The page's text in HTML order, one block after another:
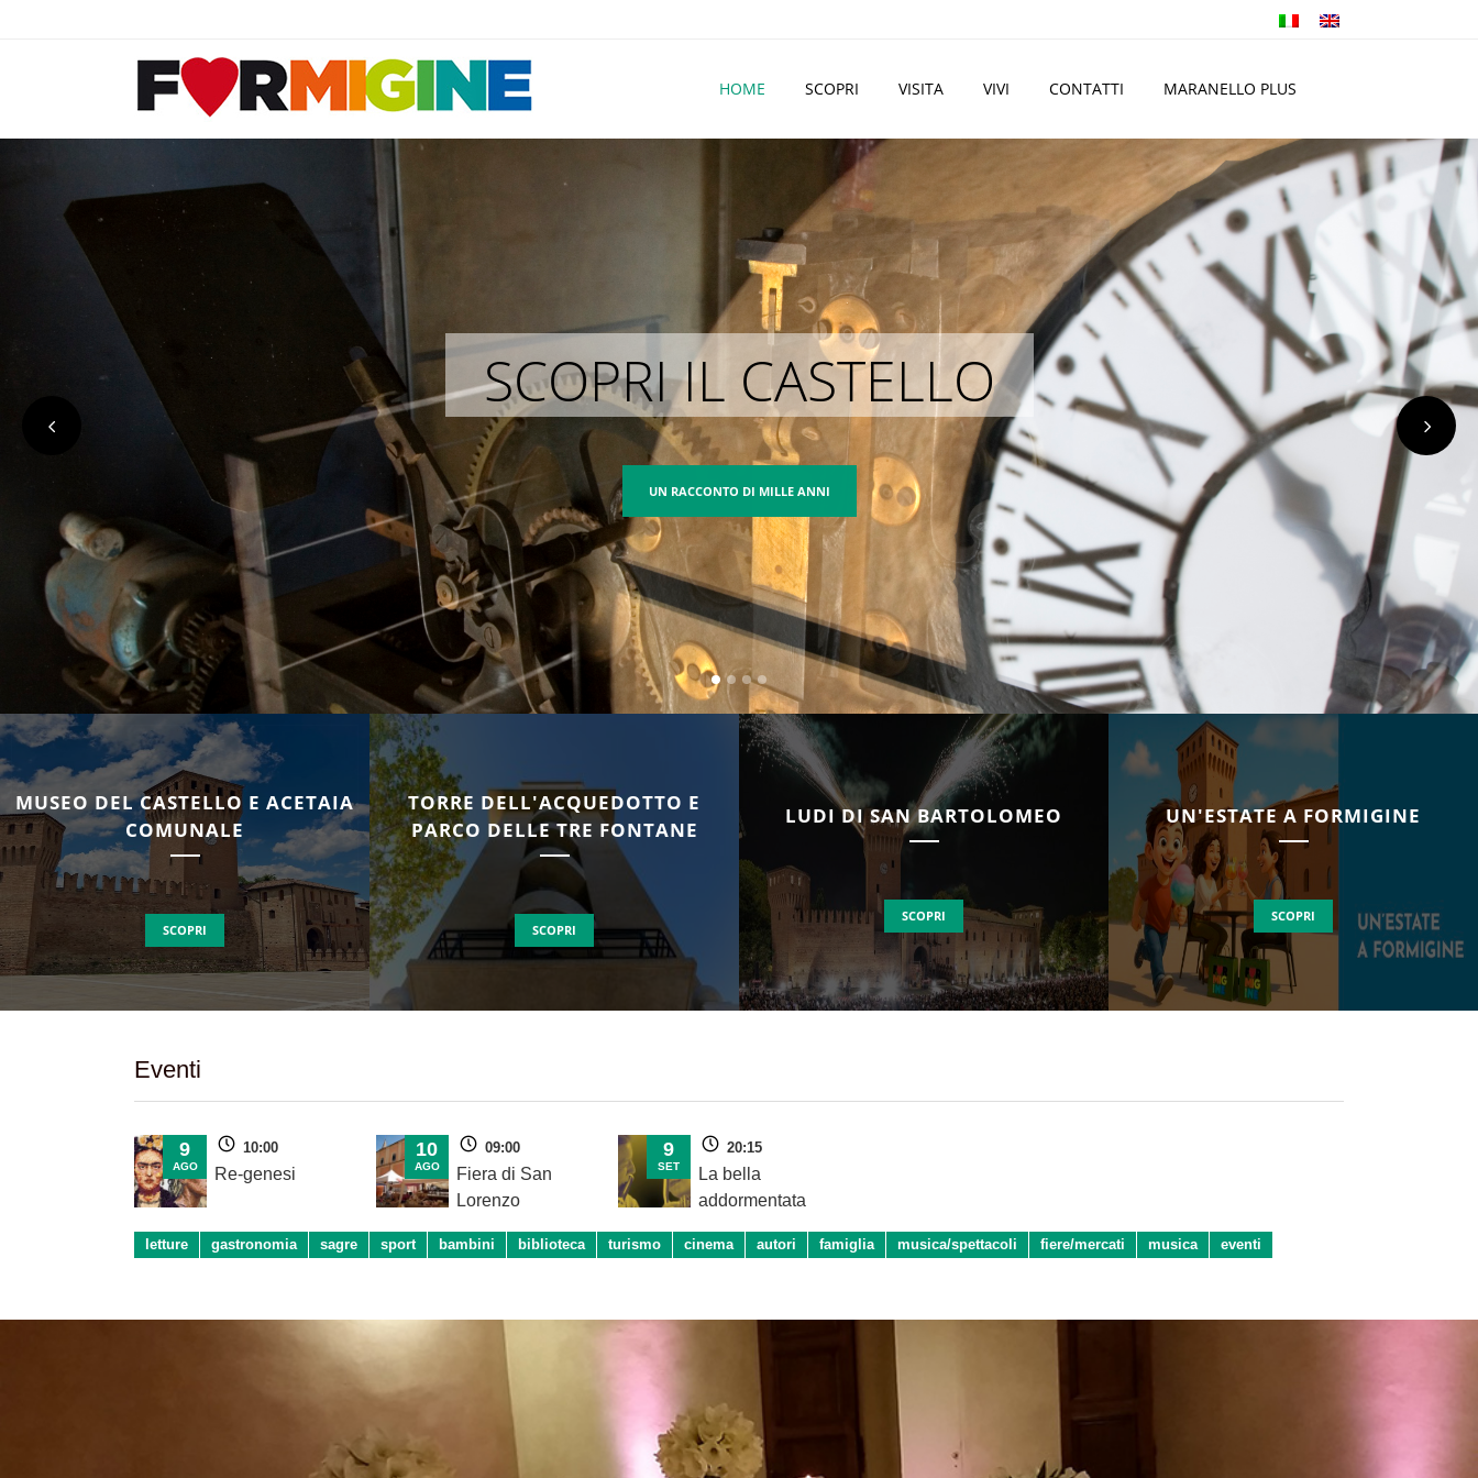
HOME SCOPRI VISITA VIVI CONTATTI MARANELLO PLUS
SCOPRI FORMIGINE
LA CITTÀ DELLA "BUONA VITA"
MUSEO DEL CASTELLO E ACETAIA
COMUNALE
SCOPRI
TORRE DELL'ACQUEDOTTO E
PARCO DELLE TRE FONTANE
SCOPRI
LUDI DI SAN BARTOLOMEO
SCOPRI
UN'ESTATE A FORMIGINE
SCOPRI
Eventi
9
AGO
10:00
Re-genesi
10
AGO
09:00
Fiera di San
Lorenzo
9
SET
20:15
La bella
addormentata
letture gastronomia sagre sport bambini biblioteca turismo cinema autori famiglia musica/spettacoli fiere/mercati musica eventi